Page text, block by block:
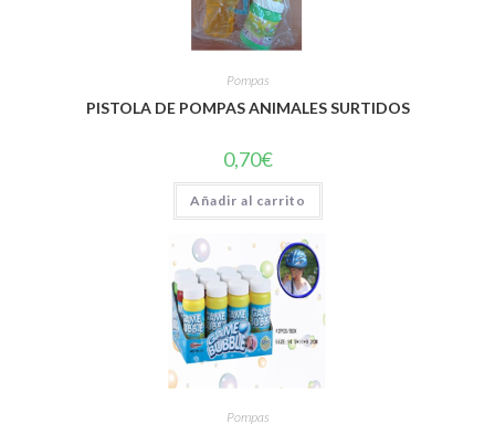
Pompas
PISTOLA DE POMPAS ANIMALES SURTIDOS
0,70€
Añadir al carrito
Pompas